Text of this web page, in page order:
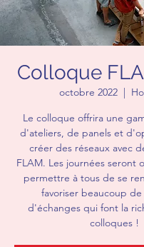
Colloque
octobre 2022
  |
Le colloque offrira une
d'ateliers, de panels et
créer des réseaux avec
FLAM. Les journées seront
permettre à tous de se
favoriser beaucoup
d'échanges qui font la
colloques !